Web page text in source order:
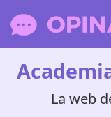
La web